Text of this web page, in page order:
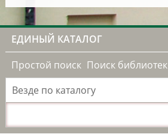
ЕДИНЫЙ КАТАЛОГ
Простой поиск Поиск библиотек
Везде по каталогу